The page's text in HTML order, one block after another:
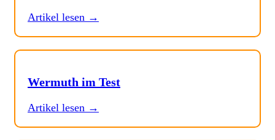
Artikel lesen →
Wermuth im Test
Artikel lesen →